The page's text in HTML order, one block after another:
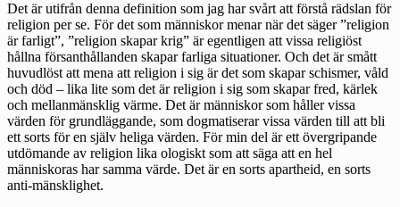
Det är utifrån denna definition som jag har svårt att förstå rädslan för
religion per se. För det som människor menar när det säger ”religion
är farligt”, ”religion skapar krig” är egentligen att vissa religiöst
hållna försanthållanden skapar farliga situationer. Och det är smått
huvudlöst att mena att religion i sig är det som skapar schismer, våld
och död – lika lite som det är religion i sig som skapar fred, kärlek
och mellanmänsklig värme. Det är människor som håller vissa
värden för grundläggande, som dogmatiserar vissa värden till att bli
ett sorts för en själv heliga värden. För min del är ett övergripande
utdömande av religion lika ologiskt som att säga att en hel
människoras har samma värde. Det är en sorts apartheid, en sorts
anti-mänsklighet.